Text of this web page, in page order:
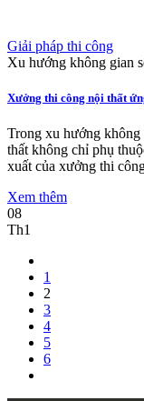
Giải pháp thi công
Xu hướng không gian
Xưởng thi công nội thất
Trong xu hướng không
thất không chỉ phụ
xuất của xưởng thi
Xem thêm
08
Th1
1
2
3
4
5
6